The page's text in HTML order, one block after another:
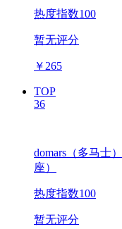
热度指数100
暂无评分
￥ 265
TOP
36
domars（多马士
座）
热度指数100
暂无评分